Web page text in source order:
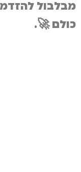
מבלבול
כולם 🚀.